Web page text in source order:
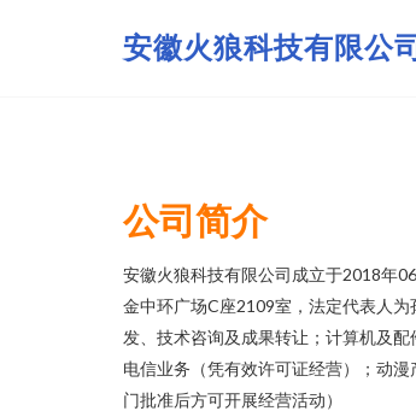
安徽火狼科技有限公
公司简介
安徽火狼科技有限公司成立于2018年
金中环广场C座2109室，法定代表人
发、技术咨询及成果转让；计算机及
电信业务（凭有效许可证经营）；动
门批准后方可开展经营活动）